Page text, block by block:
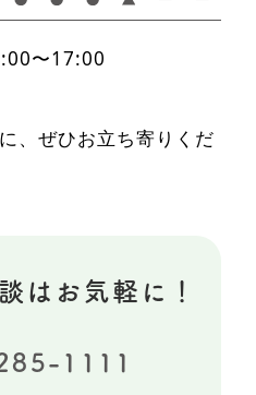
〜17:00
、ぜひお立ち寄りくだ
はお気軽に！
1111